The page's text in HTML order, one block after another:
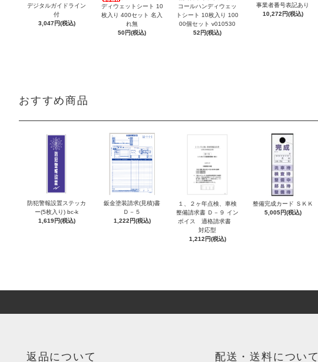
デジタルガイドライン
付
3,047円(税込)
ディウェットシート 10
枚入り 400セット 名入
れ無
50円(税込)
コールハンディウェッ
トシート 10枚入り 100
00個セット v010530
52円(税込)
事業者番号表記あり
10,272円(税込)
おすすめ商品
防犯警報設置ステッカ
ー(5枚入り) bc-k
1,619円(税込)
鈑金塗装請求(見積)書
Ｄ－５
1,222円(税込)
１、２ヶ年点検、車検
整備請求書 Ｄ－９ イン
ボイス 適格請求書
対応型
1,212円(税込)
整備完成カード ＳＫＫ
5,005円(税込)
返品について 配送・送料について